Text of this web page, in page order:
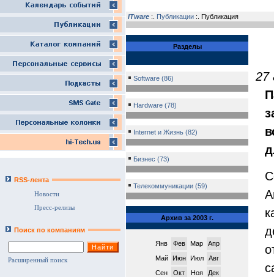
RSS-лента
Новости
Пресс-релизы
Поиск по компаниям
Расширенный поиск
ITware :. Публикации :. Публикация
Разделы
Software (86)
Hardware (78)
Internet и Жизнь (82)
Бизнес (73)
Телекоммуникации (59)
Архив за 2003 г.
Янв Фев Мар
Апр
Май
Июн Июл
Авг
Сен
Окт Ноя Дек
27